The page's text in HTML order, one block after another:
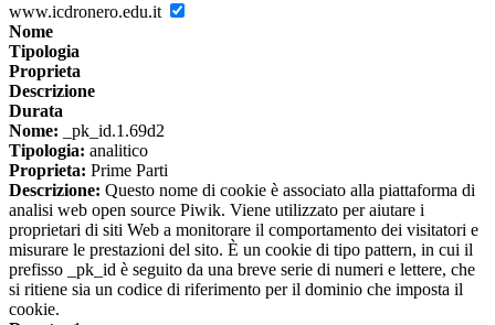
www.icdronero.edu.it
Nome
Tipologia
Proprieta
Descrizione
Durata
Nome: _pk_id.1.69d2
Tipologia: analitico
Proprieta: Prime Parti
Descrizione: Questo nome di cookie è associato alla piattaforma di
analisi web open source Piwik. Viene utilizzato per aiutare i
proprietari di siti Web a monitorare il comportamento dei visitatori e
misurare le prestazioni del sito. È un cookie di tipo pattern, in cui il
prefisso _pk_id è seguito da una breve serie di numeri e lettere, che
si ritiene sia un codice di riferimento per il dominio che imposta il
cookie.